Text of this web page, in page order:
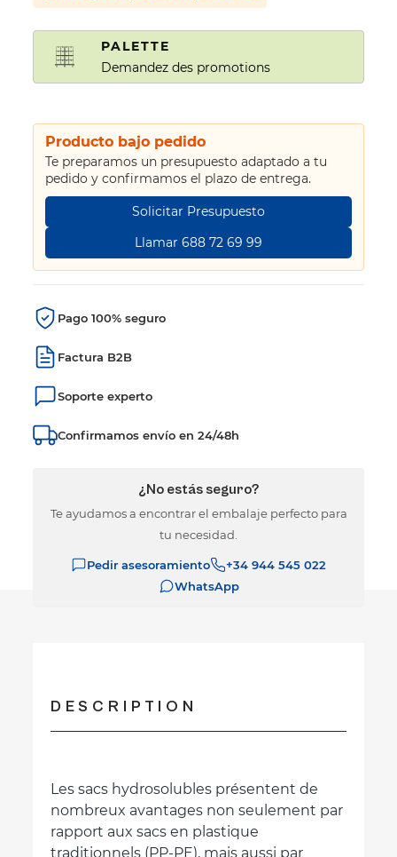
PALETTE
Demandez des promotions
Producto bajo pedido
Te preparamos un presupuesto adaptado a tu
pedido y confirmamos el plazo de entrega.
Solicitar Presupuesto
Llamar 688 72 69 99
Pago 100% seguro
Factura B2B
Soporte experto
Confirmamos envío en 24/48h
¿No estás seguro?
Te ayudamos a encontrar el embalaje perfecto para
tu necesidad.
Pedir asesoramiento
+34 944 545 022
WhatsApp
DESCRIPTION
Les sacs hydrosolubles présentent de
nombreux avantages non seulement par
rapport aux sacs en plastique
traditionnels (PP-PE), mais aussi par